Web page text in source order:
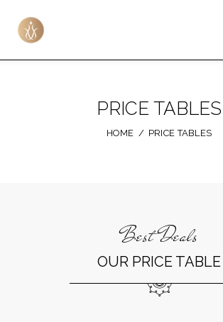
PRICE TABLES
HOME PRICE TABLES
Best Deals
OUR PRICE TABLE